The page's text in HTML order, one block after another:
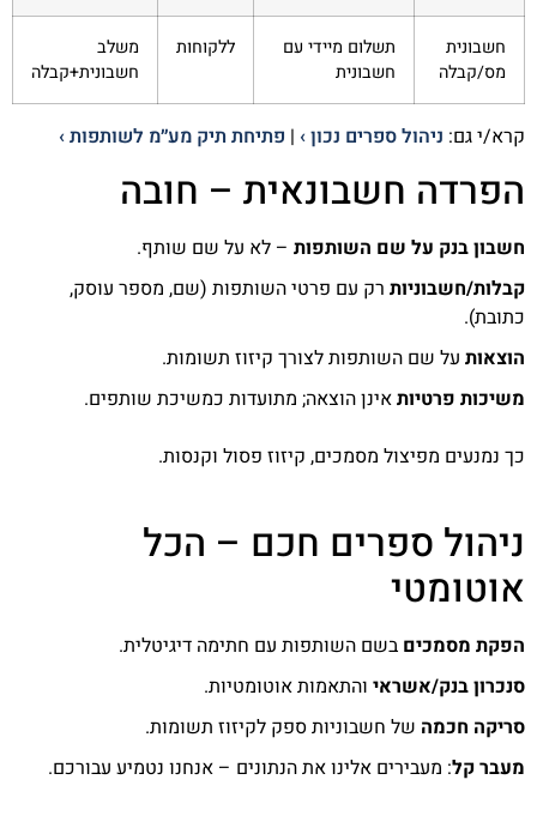
חשבונית
מס/קבלה
תשלום מיידי עם
חשבונית
ללקוחות
משלב
חשבונית+קבלה
קרא/י גם: ניהול ספרים נכון › | פתיחת תיק מע״מ לשותפות ›
הפרדה חשבונאית – חובה
חשבון בנק על שם השותפות – לא על שם שותף.
קבלות/חשבוניות רק עם פרטי השותפות (שם, מספר עוסק,
כתובת).
הוצאות על שם השותפות לצורך קיזוז תשומות.
משיכות פרטיותאינן הוצאה; מתועדות כמשיכת שותפים.
כך נמנעים מפיצול מסמכים, קיזוז פסול וקנסות.
ניהול ספרים חכם – הכל
אוטומטי
הפקת מסמכים בשם השותפות עם חתימה דיגיטלית.
סנכרון בנק/אשראי והתאמות אוטומטיות.
סריקה חכמה של חשבוניות ספק לקיזוז תשומות.
מעבר קל: מעבירים אלינו את הנתונים – אנחנו נטמיע עבורכם.